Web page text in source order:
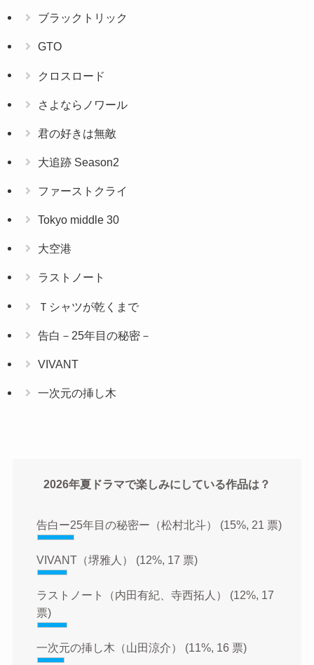
ブラックトリック
GTO
クロスロード
さよならノワール
君の好きは無敵
大追跡 Season2
ファーストクライ
Tokyo middle 30
大空港
ラストノート
Ｔシャツが乾くまで
告白－25年目の秘密－
VIVANT
一次元の挿し木
2026年夏ドラマで楽しみにしている作品は？
告白ー25年目の秘密ー（松村北斗） (15%, 21 票)
VIVANT（堺雅人） (12%, 17 票)
ラストノート（内田有紀、寺西拓人） (12%, 17
票)
一次元の挿し木（山田涼介） (11%, 16 票)